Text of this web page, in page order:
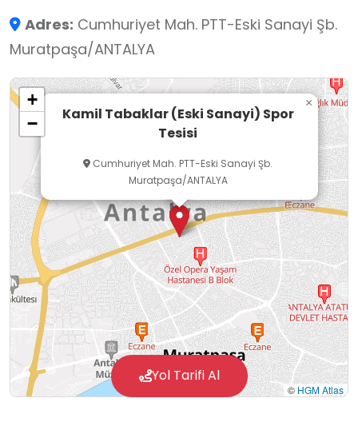
Adres: Cumhuriyet Mah. PTT-Eski Sanayi Şb.
Muratpaşa/ANTALYA
Kamil Tabaklar (Eski Sanayi) Spor
Tesisi
Cumhuriyet Mah. PTT-Eski Sanayi Şb.
Muratpaşa/ANTALYA
×
+
−
© HGM Atlas
Yol Tarifi Al